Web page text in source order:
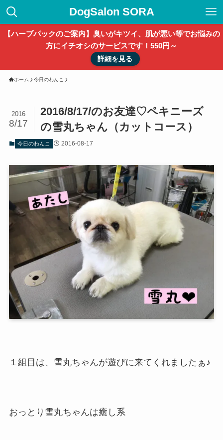
DogSalon SORA
【ハーブパックのご案内】臭いがキツイ、肌が悪い等でお悩みの
方にイチオシのサービスです！550円～
詳細を見る
ホーム 今日のわんこ
2016/8/17/のお友達♡ペキニーズ
の雪丸ちゃん（カットコース）
2016
8/17
今日のわんこ 2016-08-17
１組目は、雪丸ちゃんが遊びに来てくれましたぁ♪
おっとり雪丸ちゃんは癒し系